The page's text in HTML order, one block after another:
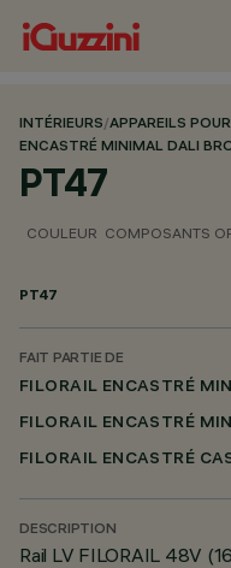
INTÉRIEURS/APPAREILS
ENCASTRÉ MINIMAL DALI
PT47
COULEUR COMPOSANTS
PT47
FAIT PARTIE DE
FILORAIL ENCASTRÉ
FILORAIL ENCASTRÉ
FILORAIL ENCASTRÉ
DESCRIPTION
Rail LV FILORAIL 48V